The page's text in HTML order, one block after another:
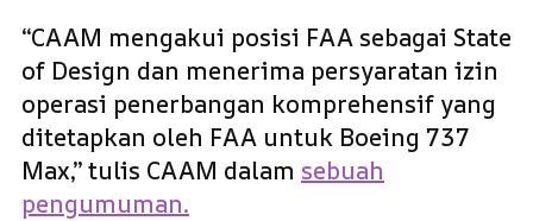
“CAAM mengakui posisi FAA sebagai State
of Design dan menerima persyaratan izin
operasi penerbangan komprehensif yang
ditetapkan oleh FAA untuk Boeing 737
Max,” tulis CAAM dalam sebuah
pengumuman.